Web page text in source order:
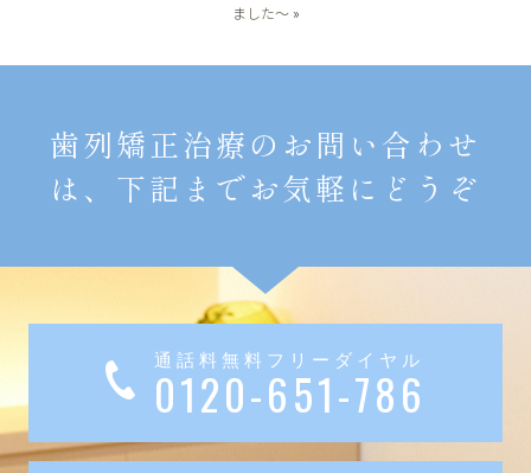
ました～»
歯列矯正治療のお問い合わせ
は、下記までお気軽にどうぞ
通話料無料フリーダイヤル
0120-651-786